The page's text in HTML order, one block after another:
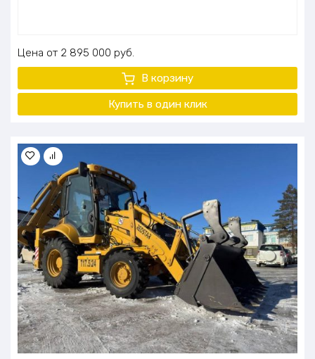
Цена 2 895 000 руб.
В корзину
Купить в один клик